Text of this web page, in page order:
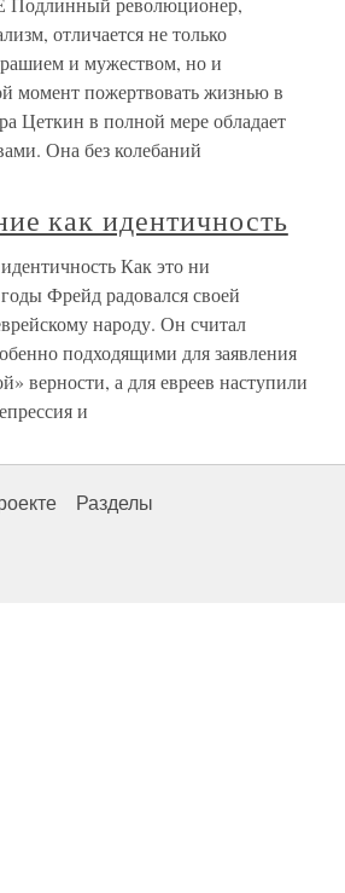
отличается не только
и мужеством, но и
момент пожертвовать жизнью в
Цеткин в полной мере обладает
Она без колебаний
как идентичность
Как это ни
Фрейд радовался своей
народу. Он считал
подходящими для заявления
верности, а для евреев наступили
и
Разделы